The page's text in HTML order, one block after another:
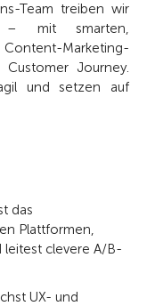
Team treiben wir
mit smarten,
Marketing-
Journey.
und setzen auf
das
Plattformen,
leitest clevere A/B-
UX- und